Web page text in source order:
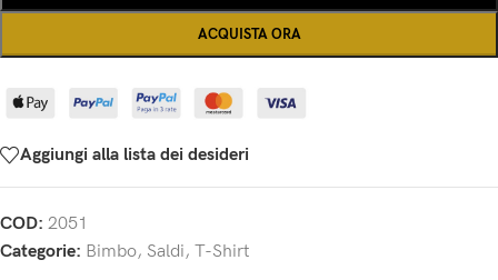
ACQUISTA ORA
Aggiungi alla lista dei desideri
COD: 2051
Categorie: Bimbo, Saldi, T-Shirt